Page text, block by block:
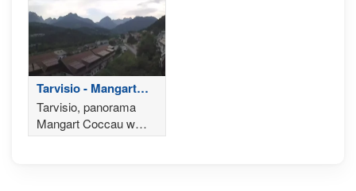
Tarvisio - Mangart
Coccau
Tarvisio, panorama
Mangart Coccau w
Alpach Julijskich